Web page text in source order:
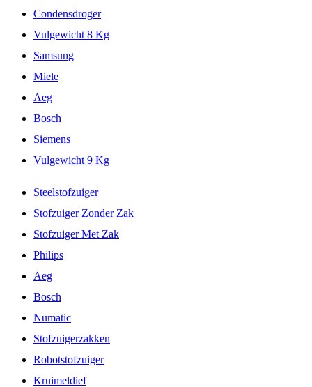
Condensdroger
Vulgewicht 8 Kg
Samsung
Miele
Aeg
Bosch
Siemens
Vulgewicht 9 Kg
Steelstofzuiger
Stofzuiger Zonder Zak
Stofzuiger Met Zak
Philips
Aeg
Bosch
Numatic
Stofzuigerzakken
Robotstofzuiger
Kruimeldief